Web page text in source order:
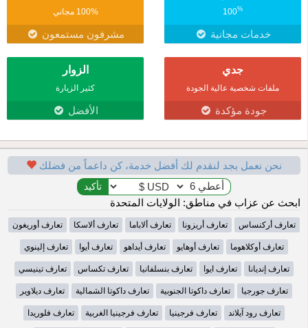
100%
خدمات مجانية
100% مجاني
مشرفون مستمعون
جدي
ملفات شخصية عالية الجودة
جودة مؤكدة
الزوار
كثير الزيارة
الأفضل
نحن نعمل بجد لنقدم لك أفضل خدمة، كن داعماً من فضلك
ابحث عن عزاب في مناطق: الولايات المتحدة
تعارف أركنساس تعارف أريزونا تعارف ألاباما تعارف ألاسكا تعارف أوريغون
تعارف أوكلاهوما تعارف أوهايو تعارف أيداهو تعارف أيوا تعارف إلينوي
تعارف إنديانا تعارف ايوا تعارف بنسلفانيا تعارف تكساس تعارف تينيسي
تعارف جورجيا تعارف داكوتا الجنوبية تعارف داكوتا الشمالية تعارف ديلاوير
تعارف رود آيلاند تعارف فرجينيا تعارف فرجينيا الغربية تعارف فلوريدا